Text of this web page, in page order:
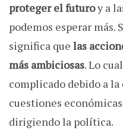
proteger el futuroy a
podemos esperar más.
significa que las
más ambiciosas. Lo
complicado debido a
cuestiones
dirigiendo la política.